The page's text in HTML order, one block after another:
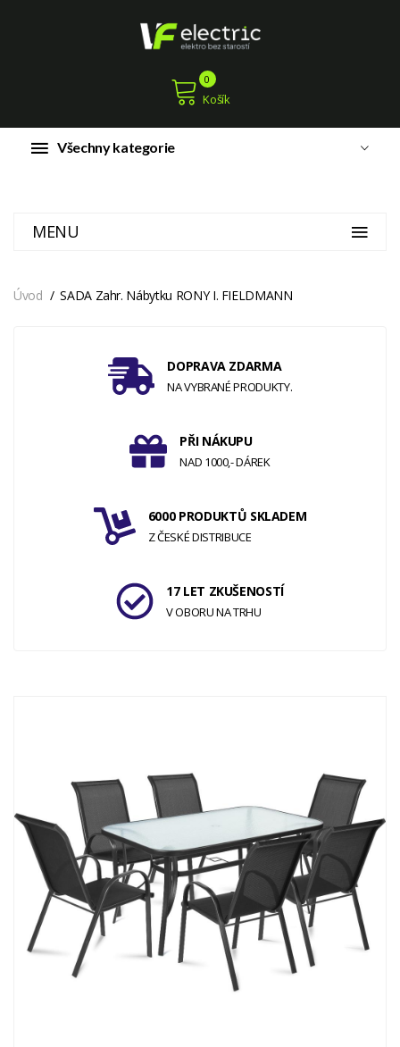
Košík
0
Všechny kategorie
MENU
Úvod SADA Zahr. Nábytku RONY I. FIELDMANN
DOPRAVA ZDARMA
NA VYBRANÉ PRODUKTY.
PŘI NÁKUPU
NAD 1000,- DÁREK
6000 PRODUKTŮ SKLADEM
Z ČESKÉ DISTRIBUCE
17 LET ZKUŠENOSTÍ
V OBORU NA TRHU